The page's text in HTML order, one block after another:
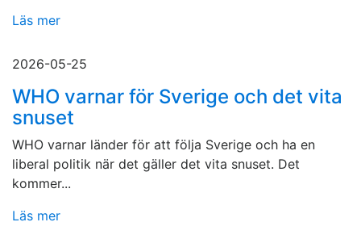
Läs mer
2026-05-25
WHO varnar för Sverige och det vita
snuset
WHO varnar länder för att följa Sverige och ha en
liberal politik när det gäller det vita snuset. Det
kommer...
Läs mer